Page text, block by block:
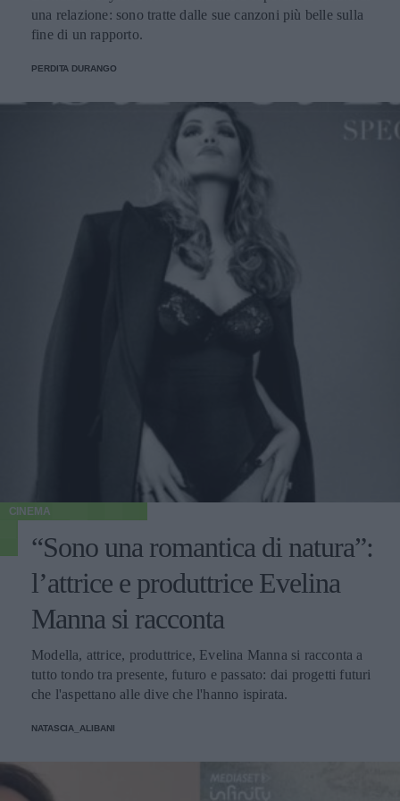
una relazione: sono tratte dalle sue canzoni più belle sulla
fine di un rapporto.
PERDITA DURANGO
CINEMA
“Sono una romantica di natura”:
l’attrice e produttrice Evelina
Manna si racconta
Modella, attrice, produttrice, Evelina Manna si racconta a
tutto tondo tra presente, futuro e passato: dai progetti futuri
che l'aspettano alle dive che l'hanno ispirata.
NATASCIA_ALIBANI